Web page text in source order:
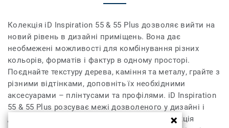
Колекція iD Inspiration 55 & 55 Plus дозволяє вийти на
новий рівень в дизайні приміщень. Вона дає
необмежені можливості для комбінування різних
кольорів, форматів і фактур в одному просторі.
Поєднайте текстуру дерева, каміння та металу, грайте з
різними відтінками, доповніть їх необхідними
аксесуарами – плінтусами та профілями. iD Inspiration
55 & 55 Plus розсуває межі дозволеного у дизайні і
дозволяє створити інтер’єр вашої мрії. Колекція